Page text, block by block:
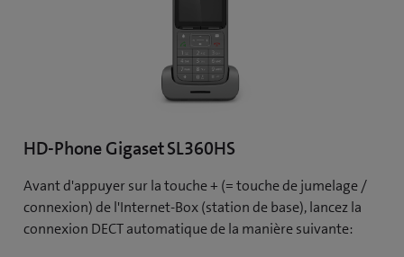
HD-Phone Gigaset SL360HS
Avant d'appuyer sur la touche + (= touche de jumelage /
connexion) de l'Internet-Box (station de base), lancez la
connexion DECT automatique de la manière suivante: